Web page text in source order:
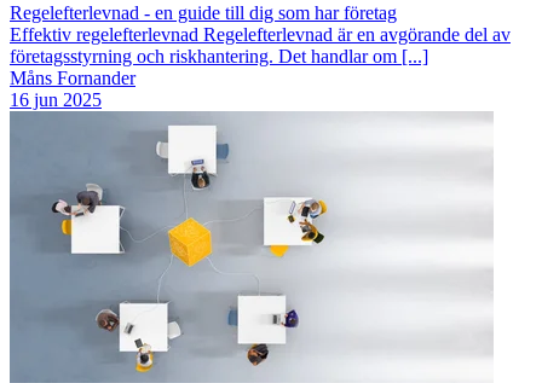
Regelefterlevnad - en guide till dig som har företag
Effektiv regelefterlevnad Regelefterlevnad är en avgörande del av
företagsstyrning och riskhantering. Det handlar om [...]
Måns Fornander
16 jun 2025